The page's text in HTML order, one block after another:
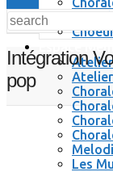
Espace
Les
Intégration
pop